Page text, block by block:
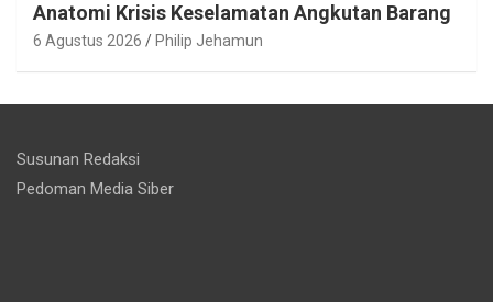
Anatomi Krisis Keselamatan Angkutan Barang
6 Agustus 2026 Philip Jehamun
Susunan Redaksi
Pedoman Media Siber